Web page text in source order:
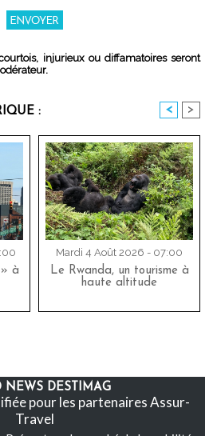
injurieux ou diffamatoires seront
: < >
à
Mardi 4 Août 2026 - 07:00
Le Rwanda, un tourisme à
haute altitude
NEWS DESTIMAG
pour les partenaires Assur-
Travel